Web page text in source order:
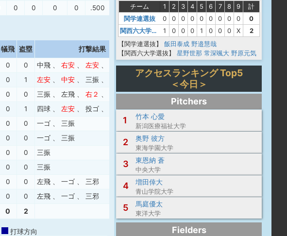
0 0 0 0 .500 1.000
犠飛 盗塁 打撃結果
0 0 中飛 右安 左安
左安
0 1 左安 中安 三振
0 0 三振 左飛 右２ 三振、敬遠
0 1 四球 左安 投ゴ 四球、右飛
0 0 一ゴ
三振
0 0 一ゴ
三振
0 0
三振
0 0
三振
0 0 左飛 一ゴ
三邪
0 0 左飛 一ゴ 三邪
0 2
打球方向
チーム 1 2 3 4 5 6 7 8 9
計
関学連選抜
0 0 0 0 0 0 0 0 0
0
関西六大学選抜
1 0 0 0 1 0 0 0 X
2
【関学連選抜】
飯田泰成 野邉慧哉
【関西六大学選抜】
星野世那 常深颯大 野原元気
アクセスランキング Top5
＜今日＞
Pitchers
1
竹本 心愛
新潟医療福祉大学
2 奥野 彼方
東海学園大学
3 東恩納 蒼
中央大学
4 増田倖大
青山学院大学
5 馬庭優太
東洋大学
Fielders